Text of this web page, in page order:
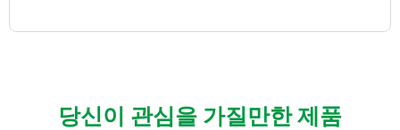
당신이 관심을 가질만한 제품